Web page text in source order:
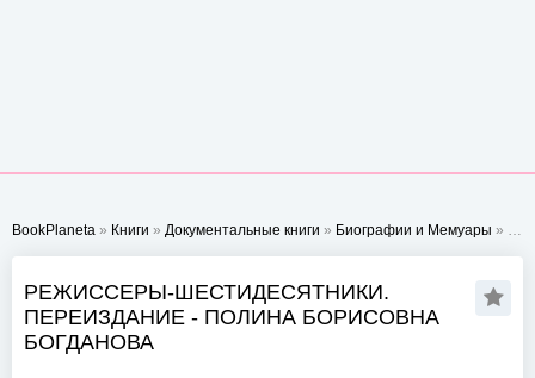
BookPlaneta » Книги » Документальные книги » Биографии и Мемуары » Режиссеры-шестидесятники. Переиздание - Полина Борисовна Богданова
РЕЖИССЕРЫ-ШЕСТИДЕСЯТНИКИ.
ПЕРЕИЗДАНИЕ - ПОЛИНА БОРИСОВНА
БОГДАНОВА